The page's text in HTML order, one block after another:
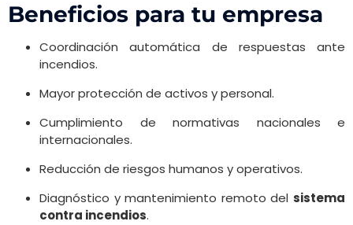
Beneficios para tu empresa
Coordinación automática de respuestas ante
incendios.
Mayor protección de activos y personal.
Cumplimiento de normativas nacionales e
internacionales.
Reducción de riesgos humanos y operativos.
Diagnóstico y mantenimiento remoto del sistema
contra incendios.